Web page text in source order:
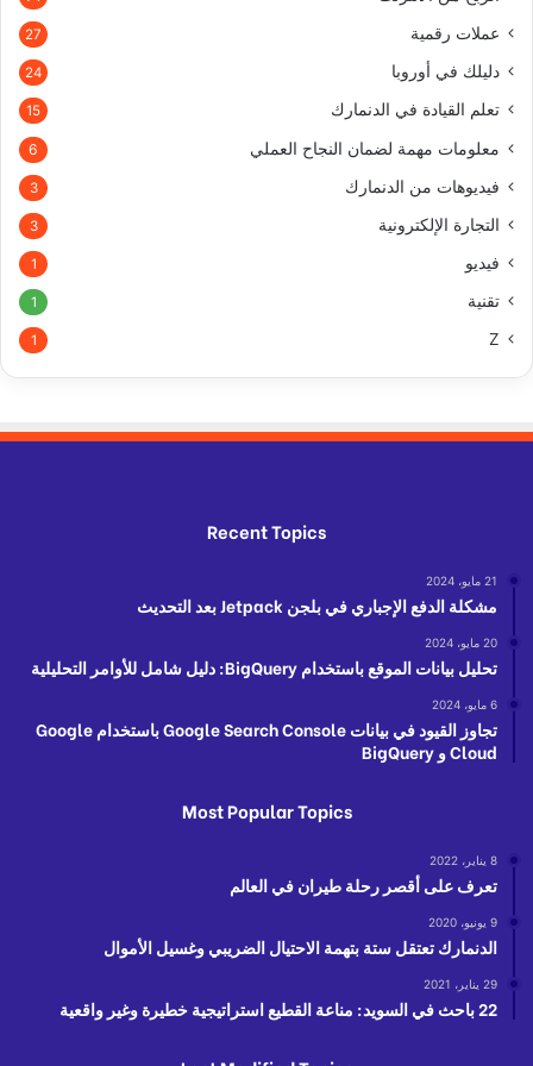
عملات رقمية 27
دليلك في أوروبا 24
تعلم القيادة في الدنمارك 15
معلومات مهمة لضمان النجاح العملي 6
فيديوهات من الدنمارك 3
التجارة الإلكترونية 3
فيديو 1
تقنية 1
Z
1
Recent Topics
21 مايو، 2024
مشكلة الدفع الإجباري في بلجن Jetpack بعد التحديث
20 مايو، 2024
تحليل بيانات الموقع باستخدام BigQuery: دليل شامل للأوامر التحليلية
6 مايو، 2024
تجاوز القيود في بيانات Google Search Console باستخدام Google
Cloud و BigQuery
Most Popular Topics
8 يناير، 2022
تعرف على أقصر رحلة طيران في العالم
9 يونيو، 2020
الدنمارك تعتقل ستة بتهمة الاحتيال الضريبي وغسيل الأموال
29 يناير، 2021
22 باحث في السويد: مناعة القطيع استراتيجية خطيرة وغير واقعية